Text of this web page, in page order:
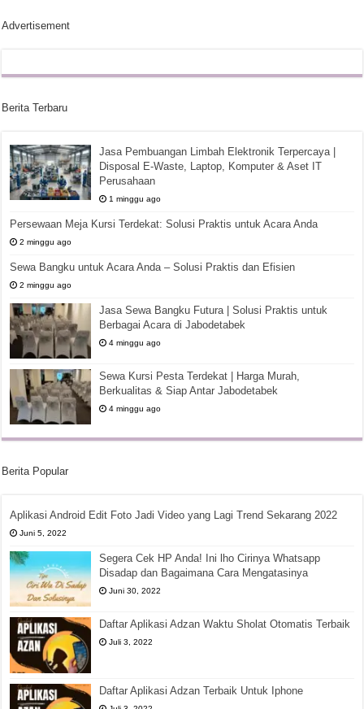
Advertisement
Berita Terbaru
Jasa Pembuangan Limbah Elektronik Terpercaya |
Disposal E-Waste, Laptop, Komputer & Aset IT
Perusahaan
1 minggu ago
Persewaan Meja Kursi Terdekat: Solusi Praktis untuk Acara Anda
2 minggu ago
Sewa Bangku untuk Acara Anda – Solusi Praktis dan Efisien
2 minggu ago
Jasa Sewa Bangku Futura | Solusi Praktis untuk
Berbagai Acara di Jabodetabek
4 minggu ago
Sewa Kursi Pesta Terdekat | Harga Murah,
Berkualitas & Siap Antar Jabodetabek
4 minggu ago
Berita Popular
Aplikasi Android Edit Foto Jadi Video yang Lagi Trend Sekarang 2022
Juni 5, 2022
Segera Cek HP Anda! Ini lho Cirinya Whatsapp
Disadap dan Bagaimana Cara Mengatasinya
Juni 30, 2022
Daftar Aplikasi Adzan Waktu Sholat Otomatis Terbaik
Juli 3, 2022
Daftar Aplikasi Adzan Terbaik Untuk Iphone